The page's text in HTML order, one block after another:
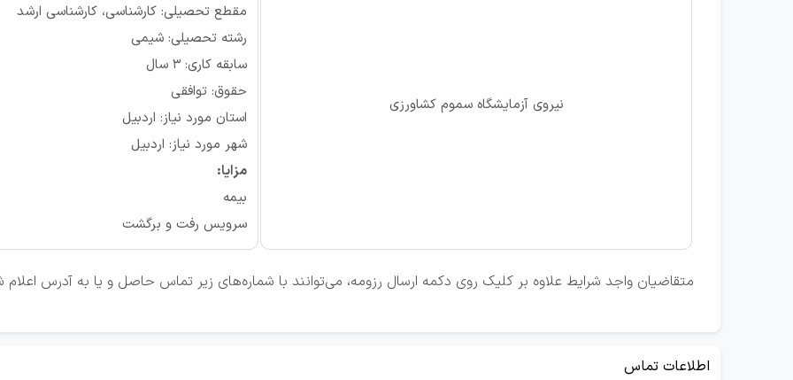
نیروی آزمایشگاه سموم کشاورزی
مقطع تحصیلی: کارشناسی، کارشناسی ارشد
رشته تحصیلی: شیمی
سابقه کاری: 3 سال
حقوق: توافقی
استان مورد نیاز: اردبیل
شهر مورد نیاز: اردبیل
مزایا:
بیمه
سرویس رفت و برگشت
متقاضیان واجد شرایط علاوه بر کلیک روی دکمه ارسال رزومه، می‌توانند با شماره‌های زیر تماس حاصل و یا به آدرس
اطلاعات تماس